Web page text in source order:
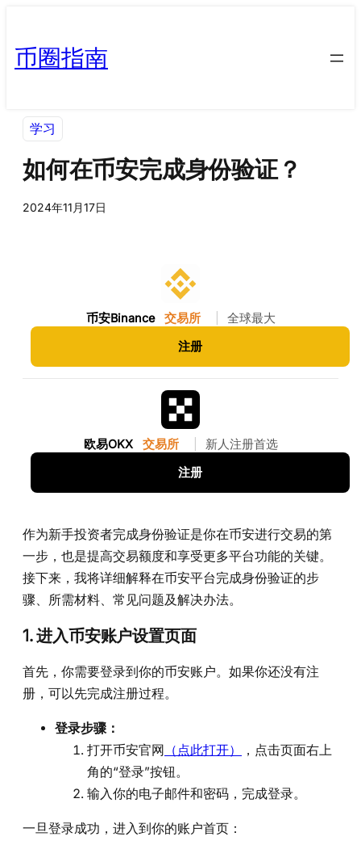
币圈指南
学习
如何在币安完成身份验证？
2024年11月17日
币安Binance 交易所 全球最大
注册
欧易OKX 交易所 新人注册首选
注册
作为新手投资者完成身份验证是你在币安进行交易的第
一步，也是提高交易额度和享受更多平台功能的关键。
接下来，我将详细解释在币安平台完成身份验证的步
骤、所需材料、常见问题及解决办法。
1.进入币安账户设置页面
首先，你需要登录到你的币安账户。如果你还没有注
册，可以先完成注册过程。
登录步骤：
打开币安官网
（点此打开）
，点击页面右上
角的“登录”按钮。
输入你的电子邮件和密码，完成登录。
一旦登录成功，进入到你的账户首页：